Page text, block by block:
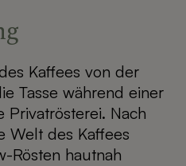
Kaffees von der
Tasse während einer
Nach
Welt des Kaffees
Rösten hautnah